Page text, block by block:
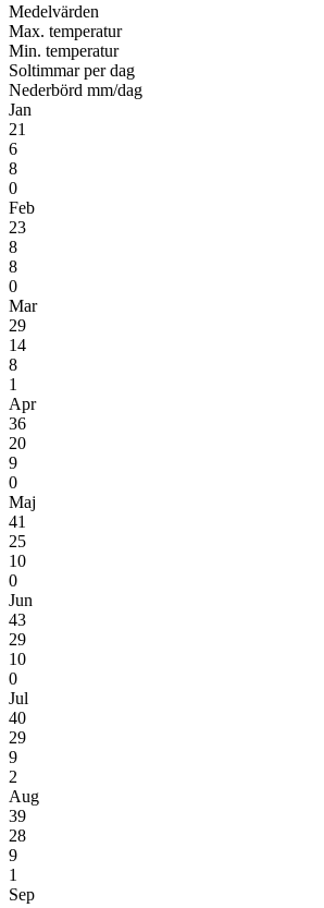
Medel­värden
Max. temperatur
Min. temperatur
Soltimmar per dag
Nederbörd mm/dag
Jan
21
6
8
0
Feb
23
8
8
0
Mar
29
14
8
1
Apr
36
20
9
0
Maj
41
25
10
0
Jun
43
29
10
0
Jul
40
29
9
2
Aug
39
28
9
1
Sep